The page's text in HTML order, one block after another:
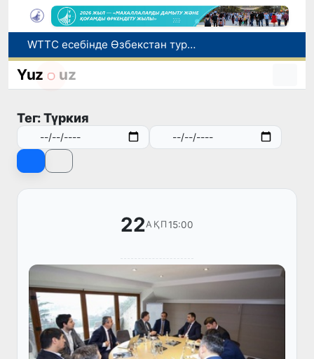
WTTC есебінде Өзбекстан туризмнің өсу қарқыны бойынша Орталық Азияда бірінші орынға шықты
Мүмкіндігі шектеулі талапкерлерге қабылдау емтихандарында қосымша уақыт беріледі
Адам саудасынан зардап шеккен азаматтар әлеуметтік қызметтермен қамтылады
Yuz uz
Тег: Түркия
22АҚП 15:00